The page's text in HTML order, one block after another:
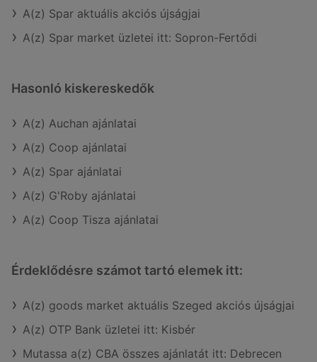
A(z) Spar aktuális akciós újságjai
A(z) Spar market üzletei itt: Sopron-Fertődi
Hasonló kiskereskedők
A(z) Auchan ajánlatai
A(z) Coop ajánlatai
A(z) Spar ajánlatai
A(z) G'Roby ajánlatai
A(z) Coop Tisza ajánlatai
Érdeklődésre számot tartó elemek itt:
A(z) goods market aktuális Szeged akciós újságjai
A(z) OTP Bank üzletei itt: Kisbér
Mutassa a(z) CBA összes ajánlatát itt: Debrecen